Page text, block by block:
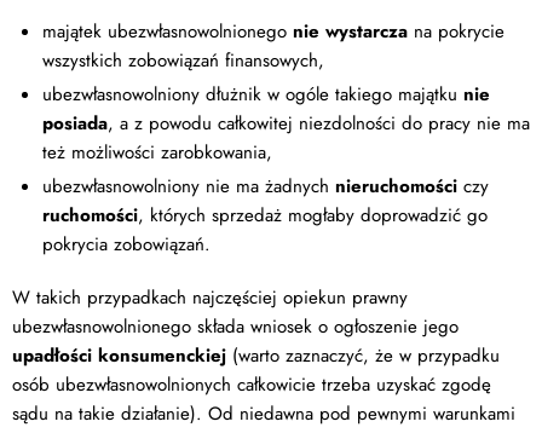
majątek ubezwłasnowolnionego nie wystarcza na pokrycie
wszystkich zobowiązań finansowych,
ubezwłasnowolniony dłużnik w ogóle takiego majątku nie
posiada, a z powodu całkowitej niezdolności do pracy nie ma
też możliwości zarobkowania,
ubezwłasnowolniony nie ma żadnych nieruchomości czy
ruchomości, których sprzedaż mogłaby doprowadzić go
pokrycia zobowiązań.
W takich przypadkach najczęściej opiekun prawny
ubezwłasnowolnionego składa wniosek o ogłoszenie jego
upadłości konsumenckiej (warto zaznaczyć, że w przypadku
osób ubezwłasnowolnionych całkowicie trzeba uzyskać zgodę
sądu na takie działanie). Od niedawna pod pewnymi warunkami